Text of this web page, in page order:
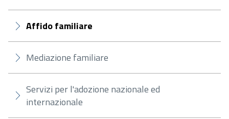
Affido familiare
Mediazione familiare
Servizi per l'adozione nazionale ed
internazionale